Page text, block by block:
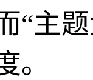
“主
。